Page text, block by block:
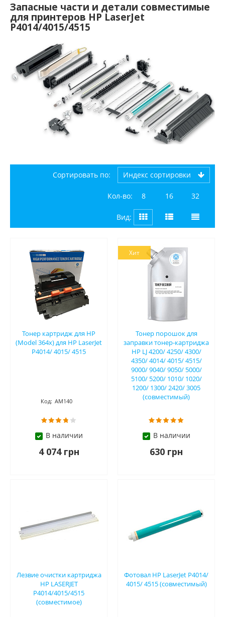
Запасные части и детали совместимые
для принтеров HP LaserJet
P4014/4015/4515
Сортировать по: индекс сортировки
Кол-во: 8 16 32
Вид:
Тонер картридж для HP
(Model 364x) для HP LaserJet
P4014/ 4015/ 4515​
Код: АМ140
В наличии
4 074 грн
Хит
Тонер порошок для
заправки тонер-картриджа
HP LJ 4200/ 4250/ 4300/
4350/ 4014/ 4015/ 4515/
9000/ 9040/ 9050/ 5000/
5100/ 5200/ 1010/ 1020/
1200/ 1300/ 2420/ 3005
(совместимый)
В наличии
630 грн
Лезвие очистки картриджа
HP LASERJET
P4014/4015/4515
(совместимое)
Фотовал HP LaserJet P4014/
4015/ 4515 (совместимый)